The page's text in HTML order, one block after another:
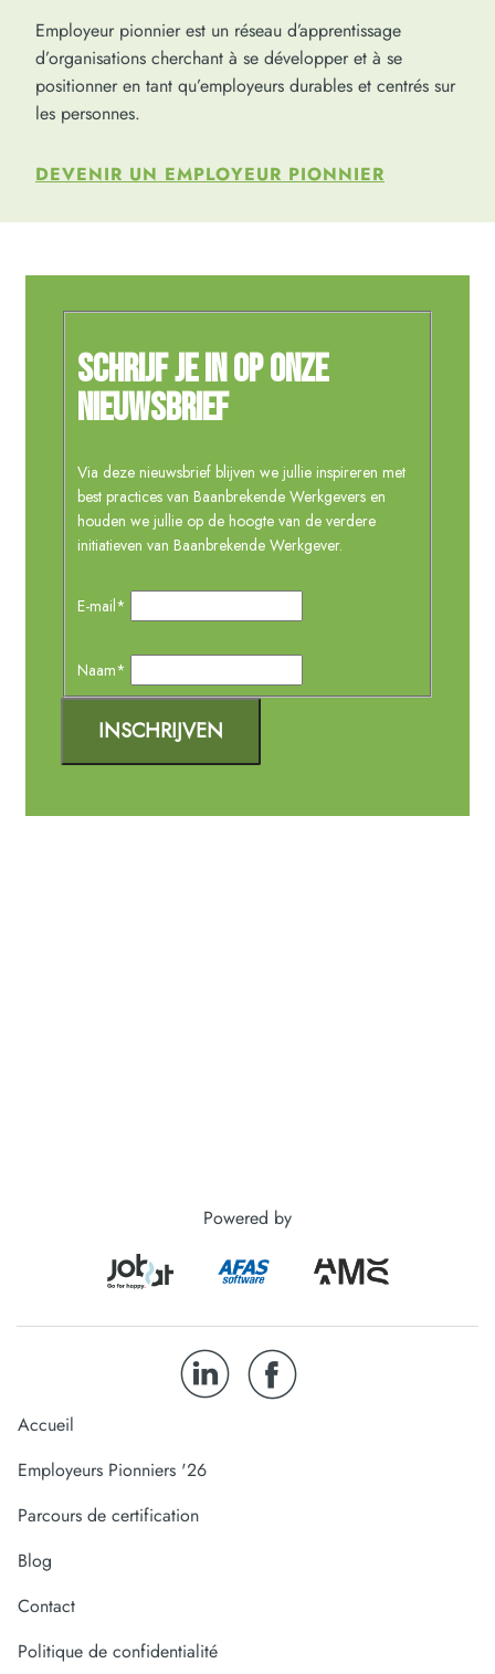
Employeur pionnier est un réseau d’apprentissage
d’organisations cherchant à se développer et à se
positionner en tant qu’employeurs durables et centrés sur
les personnes.
DEVENIR UN EMPLOYEUR PIONNIER
Powered by
Accueil
Employeurs Pionniers '26
Parcours de certification
Blog
Contact
Politique de confidentialité